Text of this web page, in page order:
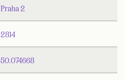
Praha 2
2814
50.074668